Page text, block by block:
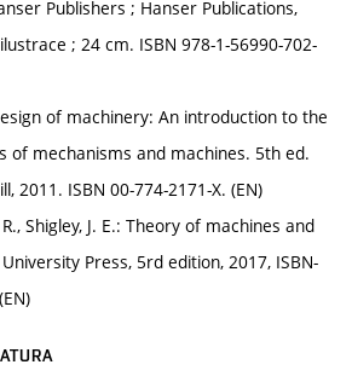
Publishers ; Hanser Publications,
; 24 cm. ISBN 978-1-56990-702-
of machinery: An introduction to the
of mechanisms and machines. 5th ed.
2011. ISBN 00-774-2171-X. (EN)
Shigley, J. E.: Theory of machines and
Press, 5rd edition, 2017, ISBN-